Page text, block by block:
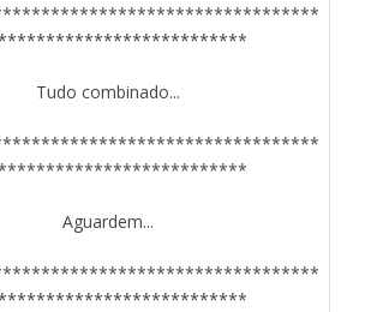
Tudo combinado...
Aguardem...